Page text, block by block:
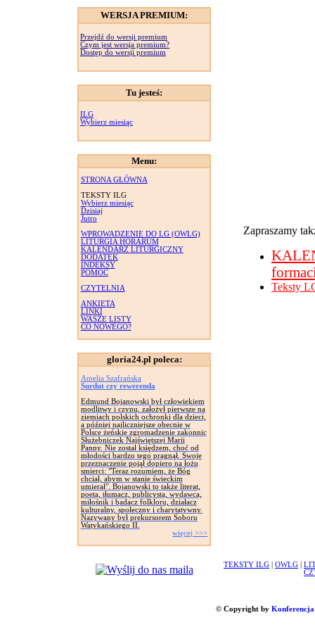
WERSJA PREMIUM:
Przejdź do wersji premium
Czym jest wersja premium?
Dostęp do wersji premium
Tu jesteś:
ILG
Wybierz miesiąc
Menu:
STRONA GŁÓWNA
TEKSTY ILG
Wybierz miesiąc
Dzisiaj
Jutro
WPROWADZENIE DO LG (OWLG)
LITURGIA HORARUM
KALENDARZ LITURGICZNY
DODATEK
INDEKSY
POMOC
CZYTELNIA
ANKIETA
LINKI
WASZE LISTY
CO NOWEGO?
gloria24.pl poleca:
Amelia Szafrańska
Surdut czy rewerenda
Edmund Bojanowski był człowiekiem
modlitwy i czynu, założył pierwsze na
ziemiach polskich ochronki dla dzieci,
a później najliczniejsze obecnie w
Polsce żeńskie zgromadzenie zakonnic
Służebniczek Najświętszej Marii
Panny. Nie został księdzem, choć od
młodości bardzo tego pragnął. Swoje
przeznaczenie pojął dopiero na łożu
smierci: "Teraz rozumiem, że Bóg
chciał, abym w stanie świeckim
umierał". Bojanowski to także literat,
poeta, tłumacz, publicysta, wydawca,
miłośnik i badacz folkloru, działacz
kulturalny, społeczny i charytatywny.
Nazywany był prekursorem Soboru
Watykańskiego II.
więcej >>>
Zapraszamy
Teksty
TEKSTY ILG OWLG
© Copyright by Konferencja